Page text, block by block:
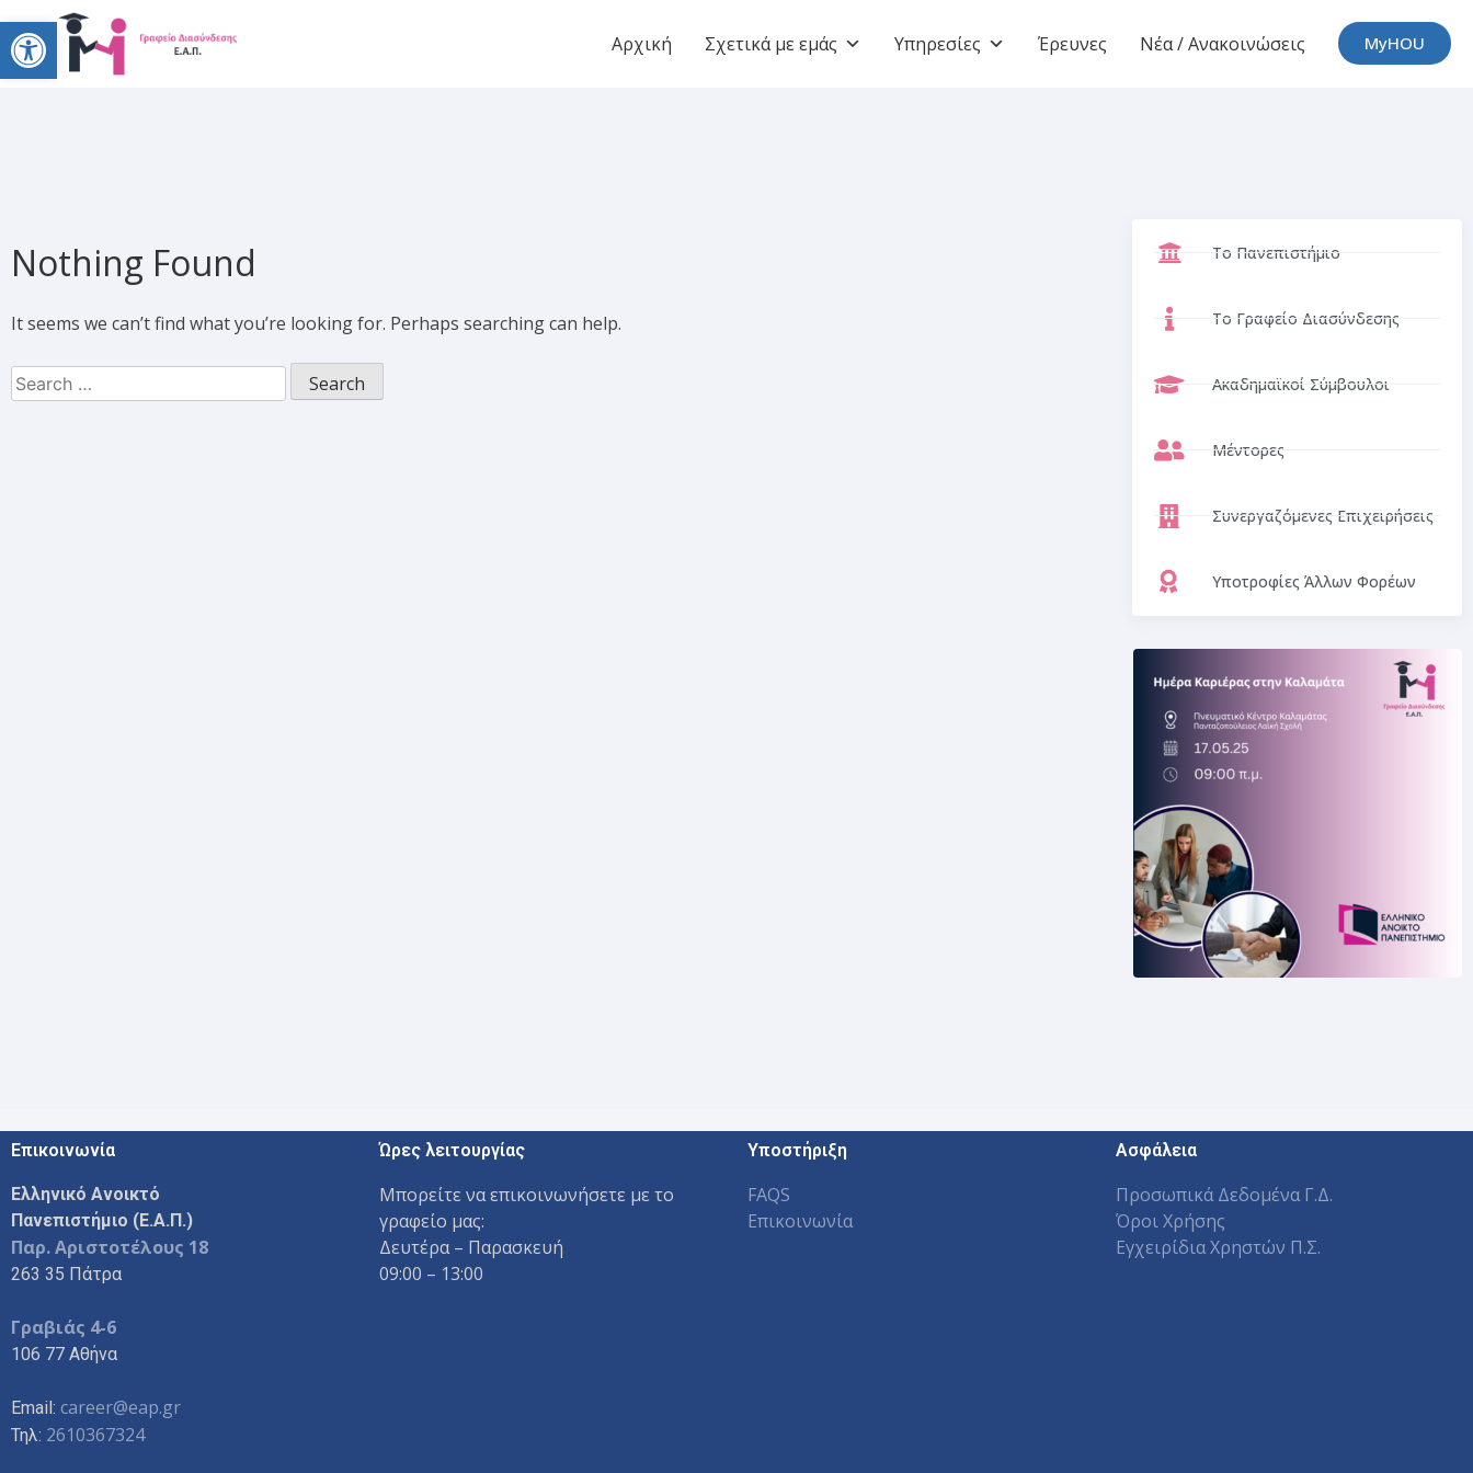
Open toolbar Αρχική Σχετικά με εμάς Υπηρεσίες Έρευνες Νέα / Ανακοινώσεις MyHOU
Nothing Found
It seems we can’t find what you’re looking for. Perhaps searching can help.
Το Πανεπιστήμιο
Το Γραφείο Διασύνδεσης
Ακαδημαϊκοί Σύμβουλοι
Μέντορες
Συνεργαζόμενες Επιχειρήσεις
Υποτροφίες Άλλων Φορέων
Επικοινωνία
Ελληνικό Ανοικτό
Πανεπιστήμιο (Ε.Α.Π.)
Παρ. Αριστοτέλους 18
263 35 Πάτρα
Γραβιάς 4-6
106 77 Αθήνα
Email: career@eap.gr
Τηλ: 2610367324
Ώρες λειτουργίας
Μπορείτε να επικοινωνήσετε με το
γραφείο μας:
Δευτέρα – Παρασκευή
09:00 – 13:00
Υποστήριξη
FAQS
Επικοινωνία
Ασφάλεια
Προσωπικά Δεδομένα Γ.Δ.
Όροι Χρήσης
Εγχειρίδια Χρηστών Π.Σ.